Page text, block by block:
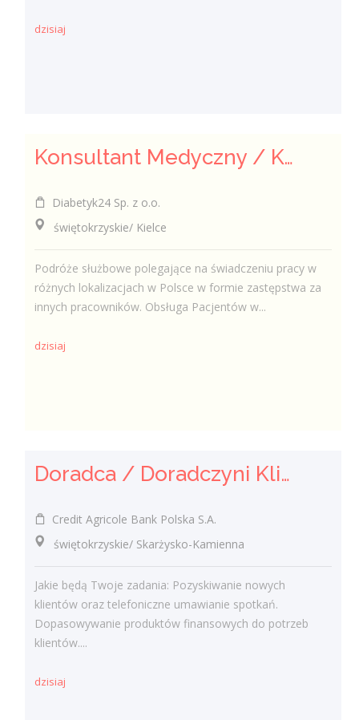
dzisiaj
Konsultant Medyczny / Konsultantka Medyczna w sklepie medycznym (Fizjoterapeuta, Technik farmaceutyczny, Technik ortopeda)
Diabetyk24 Sp. z o.o.
świętokrzyskie/ Kielce
Podróże służbowe polegające na świadczeniu pracy w
różnych lokalizacjach w Polsce w formie zastępstwa za
innych pracowników. Obsługa Pacjentów w...
dzisiaj
Doradca / Doradczyni Klienta
Credit Agricole Bank Polska S.A.
świętokrzyskie/ Skarżysko-Kamienna
Jakie będą Twoje zadania: Pozyskiwanie nowych
klientów oraz telefoniczne umawianie spotkań.
Dopasowywanie produktów finansowych do potrzeb
klientów....
dzisiaj